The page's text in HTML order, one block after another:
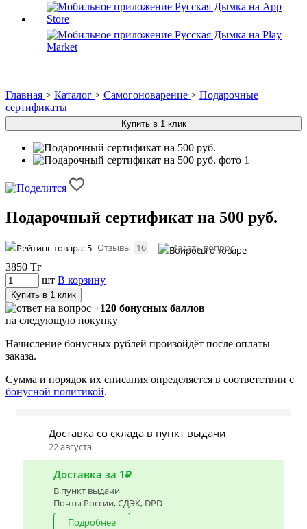
Главная > Каталог > Самогоноварение > Подарочные
сертификаты
Купить в 1 клик
Подарочный сертификат на 500 руб.
Отзывы 16 Задать вопрос
3850 Тг
шт В корзину
Купить в 1 клик
+120 бонусных баллов
на следующую покупку
Начисление бонусных рублей произойдёт после оплаты
заказа.
Сумма и порядок их списания определяется в соответствии с
бонусной политикой.
Доставка со склада в пункт выдачи
22 августа
Доставка за 1₽
В пункт выдачи
Почты России, СДЭК, DPD
Подробнее